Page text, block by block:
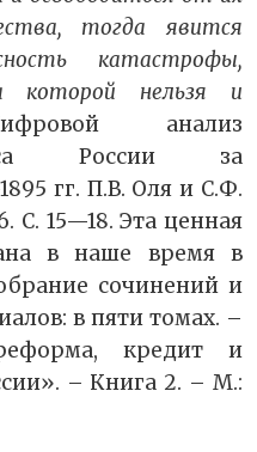
тогда явится
катастрофы,
которой нельзя и
анализ
России за
гг. П.В. Оля и С.Ф.
С. 15—18. Эта ценная
в наше время в
сочинений и
в пяти томах. –
кредит и
– Книга 2. – М.: